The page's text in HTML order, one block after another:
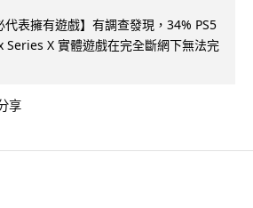
代表擁有遊戲】有調查發現，34% PS5
Series X 實體遊戲在完全斷網下無法完
享